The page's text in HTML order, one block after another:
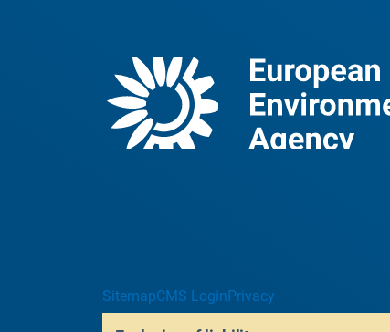
SitemapCMS LoginPrivacy